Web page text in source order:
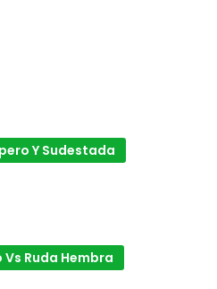
Y Sudestada
Vs Ruda Hembra